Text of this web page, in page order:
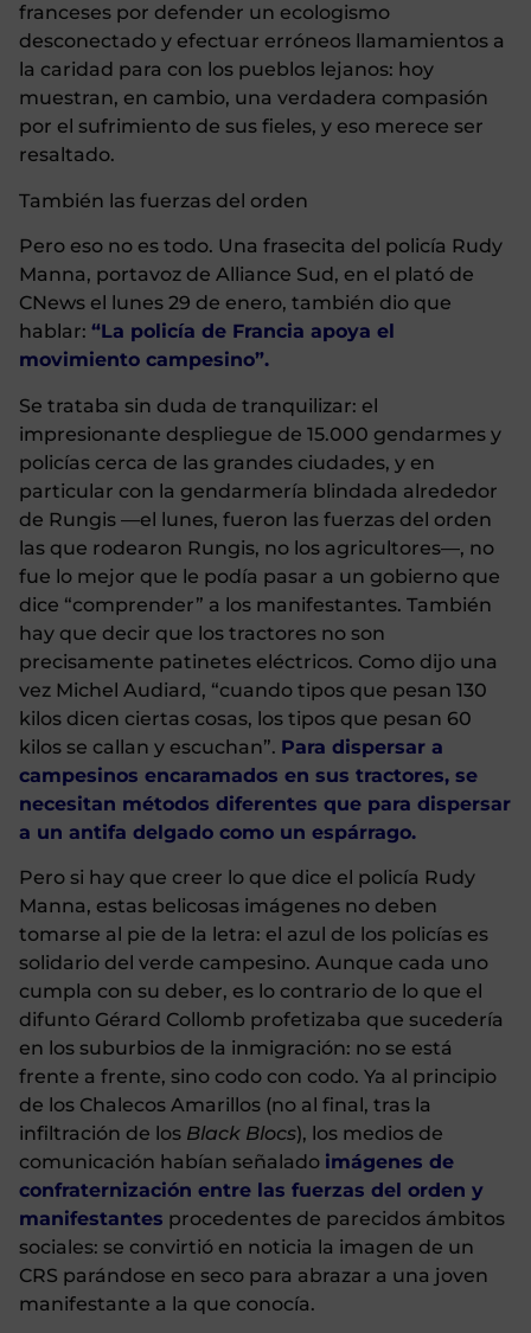
franceses por defender un ecologismo
desconectado y efectuar erróneos llamamientos a
la caridad para con los pueblos lejanos: hoy
muestran, en cambio, una verdadera compasión
por el sufrimiento de sus fieles, y eso merece ser
resaltado.
También las fuerzas del orden
Pero eso no es todo. Una frasecita del policía Rudy
Manna, portavoz de Alliance Sud, en el plató de
CNews el lunes 29 de enero, también dio que
hablar: “La policía de Francia apoya el
movimiento campesino”.
Se trataba sin duda de tranquilizar: el
impresionante despliegue de 15.000 gendarmes y
policías cerca de las grandes ciudades, y en
particular con la gendarmería blindada alrededor
de Rungis —el lunes, fueron las fuerzas del orden
las que rodearon Rungis, no los agricultores—, no
fue lo mejor que le podía pasar a un gobierno que
dice “comprender” a los manifestantes. También
hay que decir que los tractores no son
precisamente patinetes eléctricos. Como dijo una
vez Michel Audiard, “cuando tipos que pesan 130
kilos dicen ciertas cosas, los tipos que pesan 60
kilos se callan y escuchan”. Para dispersar a
campesinos encaramados en sus tractores, se
necesitan métodos diferentes que para dispersar
a un antifa delgado como un espárrago.
Pero si hay que creer lo que dice el policía Rudy
Manna, estas belicosas imágenes no deben
tomarse al pie de la letra: el azul de los policías es
solidario del verde campesino. Aunque cada uno
cumpla con su deber, es lo contrario de lo que el
difunto Gérard Collomb profetizaba que sucedería
en los suburbios de la inmigración: no se está
frente a frente, sino codo con codo. Ya al principio
de los Chalecos Amarillos (no al final, tras la
infiltración de los Black Blocs), los medios de
comunicación habían señalado imágenes de
confraternización entre las fuerzas del orden y
manifestantes procedentes de parecidos ámbitos
sociales: se convirtió en noticia la imagen de un
CRS parándose en seco para abrazar a una joven
manifestante a la que conocía.